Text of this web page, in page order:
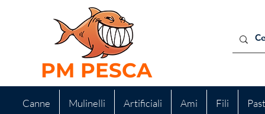
PM PESCA
Canne Mulinelli Artificiali Ami Fili